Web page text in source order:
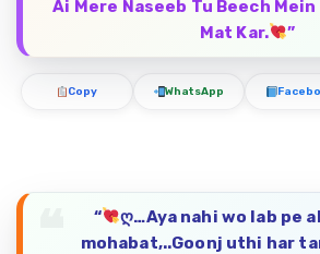
Ai Mere Naseeb Tu Beech
Mat Kar.
”
Copy WhatsApp
“
ღ…Aya nahi wo lab pe
mohabat,..Goonj uthi har